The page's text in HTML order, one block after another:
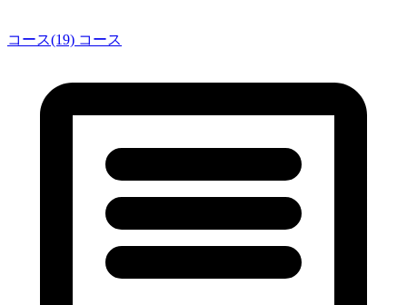
コース(19) コース